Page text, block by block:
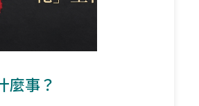
麼事？